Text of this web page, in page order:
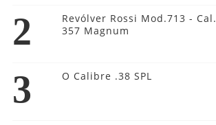
2
Revólver Rossi Mod.713 - Cal.
357 Magnum
3 O Calibre .38 SPL